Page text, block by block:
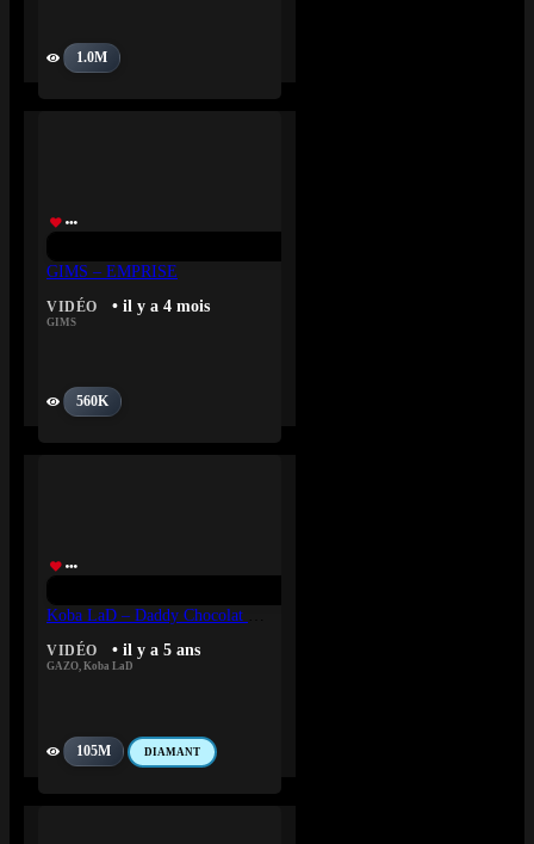
1.0M
GIMS – EMPRISE
VIDÉO • il y a 4 mois
GIMS
560K
VIDÉO • il y a 5 ans
GAZO, Koba LaD
105M DIAMANT